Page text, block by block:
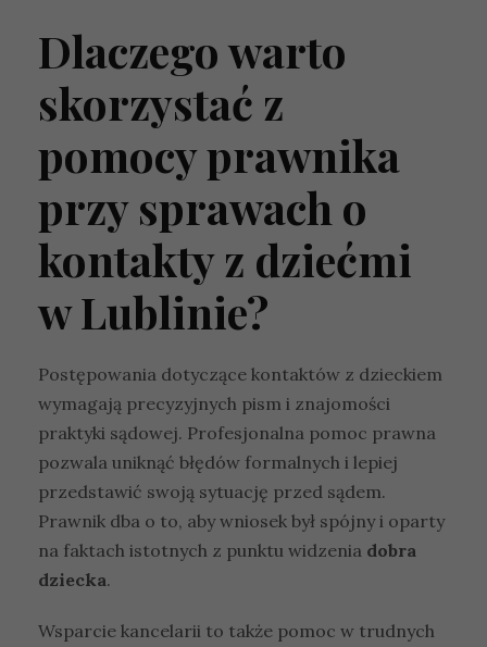
Dlaczego warto
skorzystać z
pomocy prawnika
przy sprawach o
kontakty z dziećmi
w Lublinie?
Postępowania dotyczące kontaktów z dzieckiem
wymagają precyzyjnych pism i znajomości
praktyki sądowej. Profesjonalna pomoc prawna
pozwala uniknąć błędów formalnych i lepiej
przedstawić swoją sytuację przed sądem.
Prawnik dba o to, aby wniosek był spójny i oparty
na faktach istotnych z punktu widzenia dobra
dziecka.
Wsparcie kancelarii to także pomoc w trudnych